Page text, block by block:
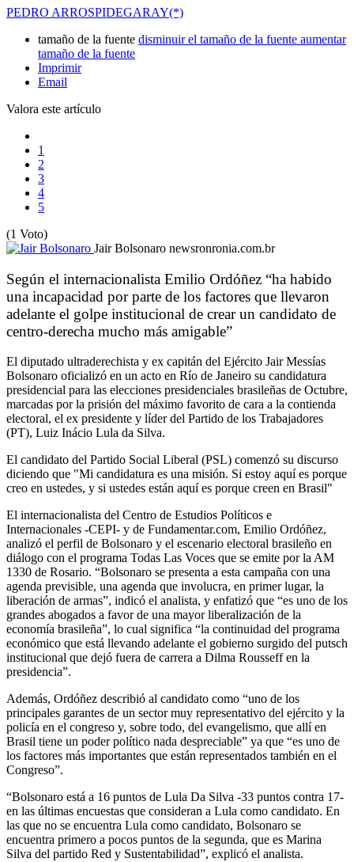
PEDRO ARROSPIDEGARAY(*)
tamaño de la fuente disminuir el tamaño de la fuente aumentar
tamaño de la fuente
Imprimir
Email
Valora este artículo
1
2
3
4
5
(1 Voto)
Jair Bolsonaro newsronronia.com.br
Según el internacionalista Emilio Ordóñez “ha habido
una incapacidad por parte de los factores que llevaron
adelante el golpe institucional de crear un candidato de
centro-derecha mucho más amigable”
El diputado ultraderechista y ex capitán del Ejército Jair Messías
Bolsonaro oficializó en un acto en Río de Janeiro su candidatura
presidencial para las elecciones presidenciales brasileñas de Octubre,
marcadas por la prisión del máximo favorito de cara a la contienda
electoral, el ex presidente y líder del Partido de los Trabajadores
(PT), Luiz Inácio Lula da Silva.
El candidato del Partido Social Liberal (PSL) comenzó su discurso
diciendo que "Mi candidatura es una misión. Si estoy aquí es porque
creo en ustedes, y si ustedes están aquí es porque creen en Brasil"
El internacionalista del Centro de Estudios Políticos e
Internacionales -CEPI- y de Fundamentar.com, Emilio Ordóñez,
analizó el perfil de Bolsonaro y el escenario electoral brasileño en
diálogo con el programa Todas Las Voces que se emite por la AM
1330 de Rosario. “Bolsonaro se presenta a esta campaña con una
agenda previsible, una agenda que involucra, en primer lugar, la
liberación de armas”, indicó el analista, y enfatizó que “es uno de los
grandes abogados a favor de una mayor liberalización de la
economía brasileña”, lo cual significa “la continuidad del programa
económico que está llevando adelante el gobierno surgido del putsch
institucional que dejó fuera de carrera a Dilma Rousseff en la
presidencia”.
Además, Ordóñez describió al candidato como “uno de los
principales garantes de un sector muy representativo del ejército y la
policía en el congreso y, sobre todo, del evangelismo, que allí en
Brasil tiene un poder político nada despreciable” ya que “es uno de
los factores más importantes que están representados también en el
Congreso”.
“Bolsonaro está a 16 puntos de Lula Da Silva -33 puntos contra 17-
en las últimas encuestas que consideran a Lula como candidato. En
las que no se encuentra Lula como candidato, Bolsonaro se
encuentra primero a pocos puntos de la segunda, que es Marina
Silva del partido Red y Sustentabilidad”, explicó el analista.